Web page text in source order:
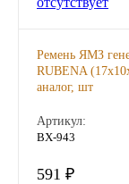
ЛИАЗ
МТЗ
Ремень ЯМЗ
RUBENA
аналог, шт
Артикул:
ВХ-943
591 ₽